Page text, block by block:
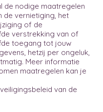
de nodige maatregelen
de vernietiging, het
of de
verstrekking van of
toegang tot jouw
hetzij per ongeluk,
Meer informatie
maatregelen kan je
van de